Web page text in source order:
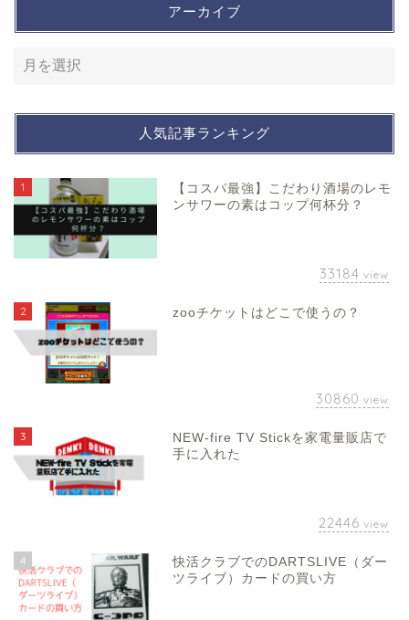
アーカイブ
人気記事ランキング
1
【コスパ最強】こだわり酒場のレモ
ンサワーの素はコップ何杯分？
33184 view
2 zooチケットはどこで使うの？
30860 view
3
NEW-fire TV Stickを家電量販店で
手に入れた
22446 view
4
快活クラブでのDARTSLIVE（ダー
ツライブ）カードの買い方